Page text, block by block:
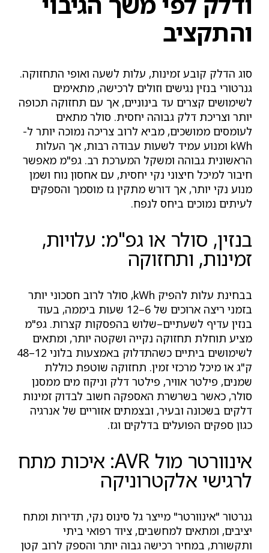
והתקציב
סוג הדלק קובע זמינות, עלות לשעה ואופי התחזוקה.
גנרטורי בנזין נגישים וזולים לרכישה, מתאימים
לשימושים קצרים עד בינוניים, אך עם תחזוקה תכופה
יותר וצריכת דלק גבוהה יחסית. סולר מתאים
לעומסים ממושכים, מביא לרוב צריכה נמוכה יותר ל-
kWh ומנוע עמיד לשעות עבודה רבות, אך העלות
הראשונית גבוהה ומשקל המערכת רב. גפ"מ מאפשר
חיבור למיכל חיצוני נקי יחסית, עם אחסון נוח ושמן
מנוע נקי יותר, אך דורש מתקין גז מוסמך והספקים
לעיתים נמוכים ביחס לנפח.
בנזין, סולר או גפ"מ: עלויות,
זמינות, ותחזוקה
בבחינת עלות להפיק kWh, סולר לרוב חסכוני יותר
בזמני ריצה ארוכים של 6–12 שעות ביממה, בעוד
בנזין עדיף לשעתיים–שלוש בהפסקות קצרות. גפ"מ
מציע תוחלת תחזוקה נקייה ושקטה יותר, ומתאים
לשימושים ביתיים כשהתדלוק באמצעות בלוני 12–48
ק"ג או מיכל מרכזי זמין. תחזוקה שוטפת כוללת
שמנים, פילטר אוויר, פילטר דלק וניקוז מים ממסנן
סולר, כאשר בשרשרת האספקה חשוב לבדוק זמינות
דלקים בשכונה ובעיר, ובצמתים אזוריים של אנרגיה
כגון ספקים הפועלים בדלקים וגז.
אינוורטר מול AVR: איכות מתח
לרגישי אלקטרוניקה
גנרטור "אינוורטר" מייצר גל סינוס נקי, תדירות ומתח
יציבים, ומתאים למחשבים, ציוד רפואי ביתי
ותקשורת, במחיר רכישה גבוה יותר והספק לרוב קטן